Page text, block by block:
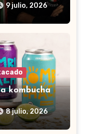
9 julio, 2026
kombucha
8 julio, 2026